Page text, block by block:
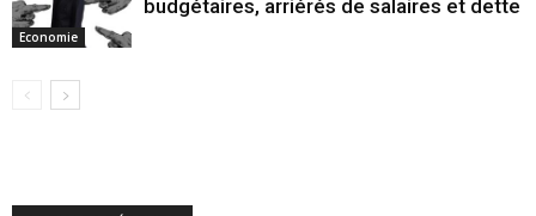
Economie
budgétaires, arriérés de salaires et dette